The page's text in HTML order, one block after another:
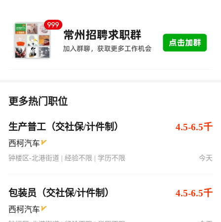
更多热门职位
生产普工（交社保/计件制） 4.5-6.5千
西柯汽车
钟楼区-北港街道 | 经验不限 | 学历不限 今天
包装员（交社保/计件制） 4.5-6.5千
西柯汽车